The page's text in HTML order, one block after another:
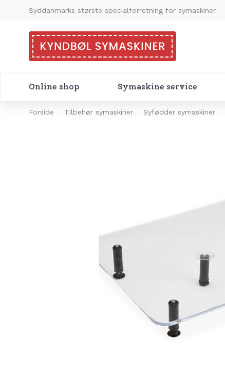
Syddanmarks største specialforretning for symaskiner
Online shop Symaskine service
Forside Tilbehør symaskiner Syfødder symaskiner